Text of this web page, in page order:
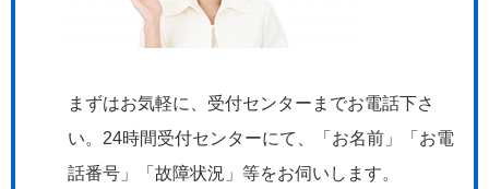
まずはお気軽に、受付センターまでお電話下さ
い。24時間受付センターにて、「お名前」「お電
話番号」「故障状況」等をお伺いします。